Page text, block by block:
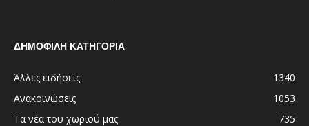
ΔΗΜΟΦΙΛΗ ΚΑΤΗΓΟΡΙΑ
Άλλες ειδήσεις
1340
Ανακοινώσεις
1053
Τα νέα του χωριού μας
735